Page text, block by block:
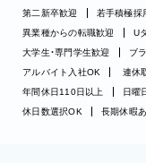
第二新卒歓迎
若手積極採
異業種からの転職歓迎
U
大学生・専門学生歓迎
ブ
アルバイト入社OK
連休
年間休日110日以上
日曜
休日数選択OK
長期休暇